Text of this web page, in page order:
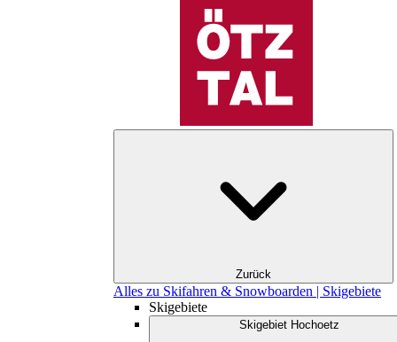
Zurück
Alles zu Skifahren & Snowboarden | Skigebiete
Skigebiete
Skigebiet Hochoetz